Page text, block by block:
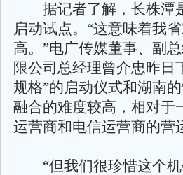
据记者了解，长株潭
启动试点。“这意味着我
高。”电广传媒董事、副
限公司总经理曾介忠昨日
规格”的启动仪式和湖南
融合的难度较高，相对于
运营商和电信运营商的营
“但我们很珍惜这个机